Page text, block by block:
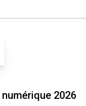
2026